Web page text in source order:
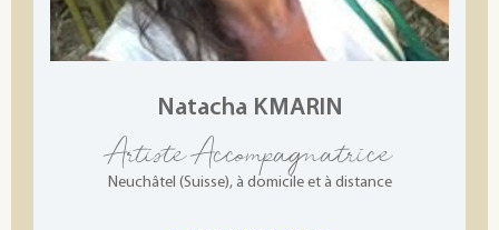
Natacha KMARIN
Artiste Accompagnatrice
Neuchâtel (Suisse), à domicile et à distance